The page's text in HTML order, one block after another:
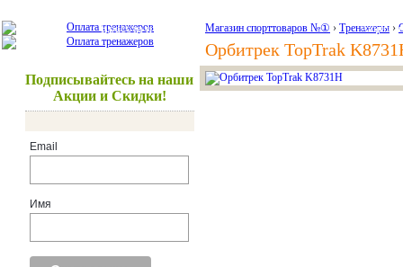
Красота и здоровье Акции и
Подписывайтесь на наши
Акции и Скидки!
Email
Имя
Магазин спорттоваров №① › Тренажеры ›
Орбитрек TopTrak